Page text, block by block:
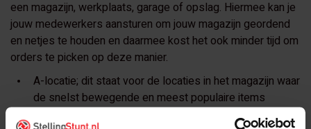
een magazijn, werkplaats, garage of opslag. Hiermee kan je
jouw medewerkers aansturen om jouw magazijn geordend
en netjes te houden en daarmee kost het ook minder tijd om
orders te picken op deze manier.
A-locatie; dit staat voor de locaties in het magazijn waar
de snelst bewegende en meest populaire items
worden opgeslagen. Deze producten worden vaak